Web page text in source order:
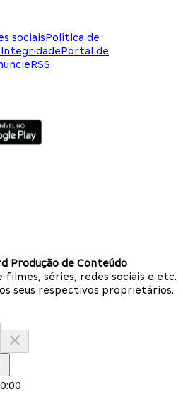
sociaisPolítica de
Portal de
RSS
Produção de Conteúdo
filmes, séries, redes sociais e etc.
seus respectivos proprietários.